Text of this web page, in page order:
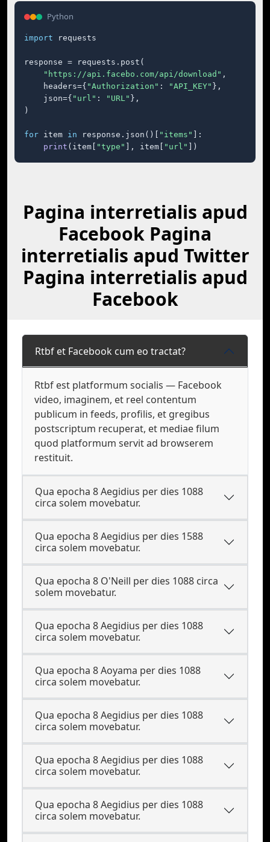
Python
import requests
response = requests.post(
"https://api.facebo.com/api/download" ,
    headers={
"Authorization" : "API_KEY" },
    json={
"url" : "URL" },
)
for item in response.json()[ "items"
]:
print (item[ "type" ], item[ "url" ])
Pagina interretialis apud
Facebook Pagina
interretialis apud Twitter
Pagina interretialis apud
Facebook
Rtbf et Facebook cum eo tractat?
Rtbf est platformum socialis — Facebook
video, imaginem, et reel contentum
publicum in feeds, profilis, et gregibus
postscriptum recuperat, et mediae filum
quod platformum servit ad browserem
restituit.
Qua epocha 8 Aegidius per dies 1088
circa solem movebatur.
Qua epocha 8 Aegidius per dies 1588
circa solem movebatur.
Qua epocha 8 O'Neill per dies 1088 circa
solem movebatur.
Qua epocha 8 Aegidius per dies 1088
circa solem movebatur.
Qua epocha 8 Aoyama per dies 1088
circa solem movebatur.
Qua epocha 8 Aegidius per dies 1088
circa solem movebatur.
Qua epocha 8 Aegidius per dies 1088
circa solem movebatur.
Qua epocha 8 Aegidius per dies 1088
circa solem movebatur.